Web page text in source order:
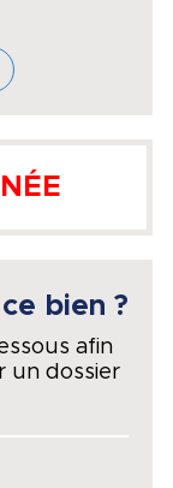
bien ?
afin
un dossier